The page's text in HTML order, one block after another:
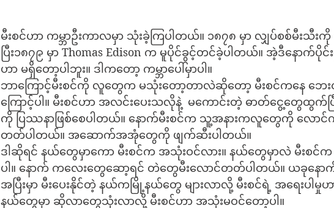
မီးစင်ဟာ ကမ္ဘာဦးကာလမှာ သုံးခဲ့ကြပါတယ်။ ၁၈၇၈ မှာ လျှပ်စစ်မီးသီး
ပြီး၁၈၇၉ မှာ Thomas Edison က မူပိုင်ခွင့်တင်ခဲ့ပါတယ်။ အဲ့ဒီနောက်ပိုင်
ဟာ မရှိတော့ပါဘူး။ ဒါကတော့ ကမ္ဘာပေါ်မှာပါ။
ဘာကြောင့်မီးစင်ကို လူတွေက မသုံးတော့တာလဲဆိုတော့ မီးစင်ကနေ ဘေး
ကြောင့်ပါ။ မီးစင်ဟာ အလင်းပေးသလိုနဲ့  မကောင်းတဲ့ ဓာတ်ငွေ့တွေထွက်
ကို ပြဿနာဖြစ်စေပါတယ်။ နောက်မီးစင်က သူ့အနားကလူတွေကို လောင်ကျွ
တတ်ပါတယ်။ အဆောက်အအုံတွေကို ဖျက်ဆီးပါတယ်။
ဒါဆိုရင် နယ်တွေမှာကော မီးစင်က အသုံးဝင်လား။ နယ်တွေမှာလဲ မီးစင်က
ပါ။ နောက် ကလေးတွေဆော့ရင် တဲတွေမီးလောင်တတ်ပါတယ်။ ယခုနော
အပြီးမှာ မီးပေးနိုင်တဲ့ နယ်ကမြို့နယ်တွေ များလာလို့ မီးစင်ရဲ့ အရေးပါမှုဟ
နယ်တွေမှာ ဆိုလာတွေသုံးလာလို့ မီးစင်ဟာ အသုံးမဝင်တော့ပါ။